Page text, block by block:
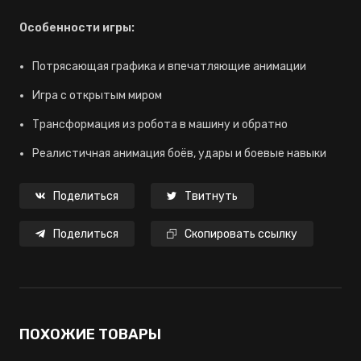
Особенности игры:
Потрясающая графика и впечатляющие анимации
Игра с открытым миром
Трансформация из робота в машину и обратно
Реалистичная анимация боёв, удары и боевые навыки
Поделиться Твитнуть
Поделиться Скопировать ссылку
ПОХОЖИЕ ТОВАРЫ